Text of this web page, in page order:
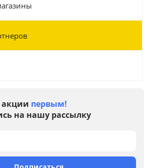
акции первым!
на нашу рассылку